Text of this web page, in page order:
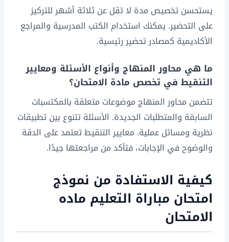
يستحسن تخصيص مدة لا تقل عن ثلاثة أشهر للتركيز
على التحضير. يمكنك استخدام الكتب المدرسية والمراجع
الأكاديمية كمصادر تحضير رئيسية.
ما هي محاور المنهاج وأنواع الأسئلة ومعايير
التنقيط في تخصص مادة الامتحان؟
تتضمن محاور المنهاج موضوعات متعلقة بالمكتسبات
السابقة والمتطلبات الجديدة. الأسئلة تتنوع بين تطبيقات
نظرية ومسائل عملية. معايير التنقيط تعتمد على الدقة
والوضوح في الإجابات، فتأكد من مراجعتها جيدًا.
كيفية الاستفادة من نموذج
امتحان مباراة التعليم ماده
الامتحان